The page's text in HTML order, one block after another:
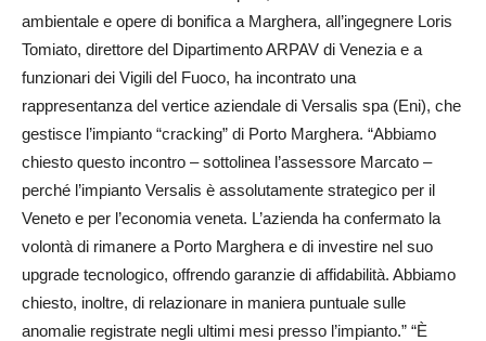
ambientale e opere di bonifica a Mar­ghera, all’ingegnere Loris
Tomiato, di­rettore del Dipar­timento ARPAV di Venezia e a
funzionari dei Vigili del Fuoco, ha incontrato una
rappresentanza del vertice aziendale di Versalis spa (Eni), che
gestisce l’impianto “cracking” di Porto Marghera. “Abbiamo
chiesto questo incontro – sottolinea l’assessore Marcato –
perché l’impianto Versalis è assolutamente strategico per il
Veneto e per l’economia veneta. L’azienda ha confermato la
volontà di rimanere a Porto Marghera e di investire nel suo
upgrade tecnologico, offrendo garanzie di affidabilità. Abbiamo
chiesto, inoltre, di relazionare in maniera puntuale sulle
anomalie registrate negli ultimi mesi presso l’impianto.” “È